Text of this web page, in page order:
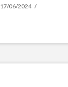
17/06/2024